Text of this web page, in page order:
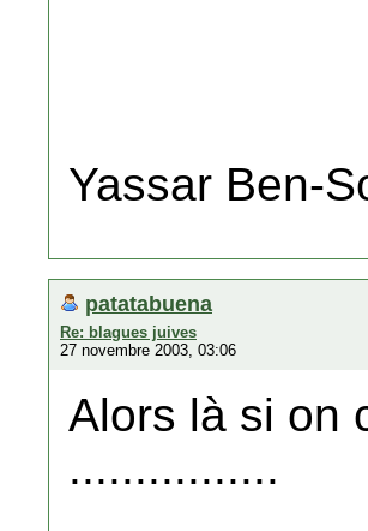
Yassar Ben-
patatabuena
Re: blagues juives
27 novembre 2003, 03:06
Alors là si on
................